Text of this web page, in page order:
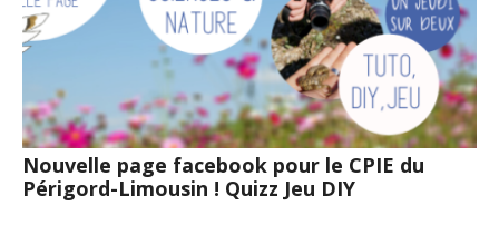
Nouvelle page facebook pour le CPIE du
Périgord-Limousin ! Quizz Jeu DIY